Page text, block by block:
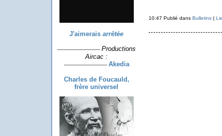
J'aimerais arrêtée
----------------------------- Productions
Aircac :
----------------------------- Akedia
Charles de Foucauld,
frère universel
10:47 Publié dans Bulletins|